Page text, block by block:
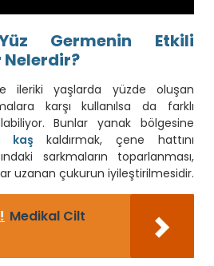
Germenin Etkili
ileriki yaşlarda yüzde oluşan
karşı kullanılsa da farklı
Bunlar yanak bölgesine
kaş kaldırmak, çene hattını
sarkmaların toparlanması,
uzanan çukurun iyileştirilmesidir.
Medikal Cilt